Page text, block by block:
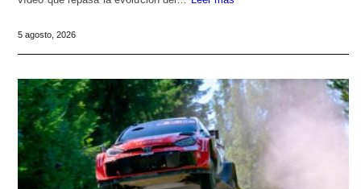
5 agosto, 2026